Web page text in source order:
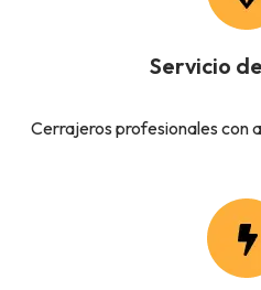
Servicio
Cerrajeros profesionales con